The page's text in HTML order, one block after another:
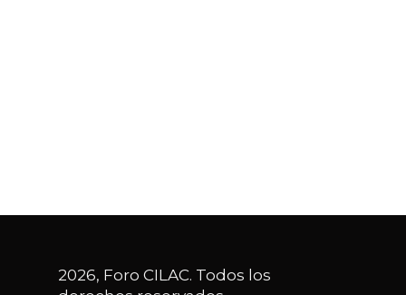
2026, Foro CILAC. Todos los